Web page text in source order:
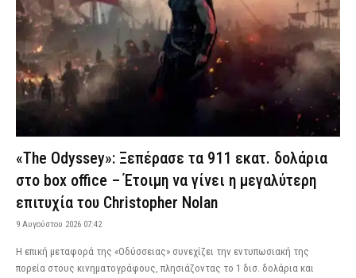
«The Odyssey»: Ξεπέρασε τα 911 εκατ. δολάρια
στο box office – Έτοιμη να γίνει η μεγαλύτερη
επιτυχία του Christopher Nolan
9 Αυγούστου 2026 07:42
Η επική μεταφορά της «Οδύσσειας» συνεχίζει την εντυπωσιακή της
πορεία στους κινηματογράφους, πλησιάζοντας το 1 δισ. δολάρια και